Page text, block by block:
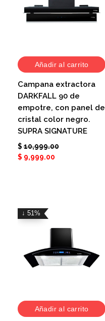
Añadir al carrito
Campana extractora
DARKFALL 90 de
empotre, con panel de
cristal color negro.
SUPRA SIGNATURE
$ 10,999.00
$ 9,999.00
↓ 51%
Añadir al carrito